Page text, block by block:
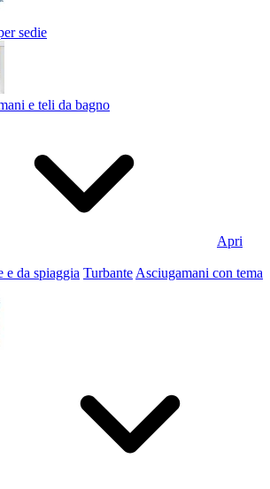
sedie
e teli da bagno
Apri
e da spiaggia Turbante Asciugamani con tema